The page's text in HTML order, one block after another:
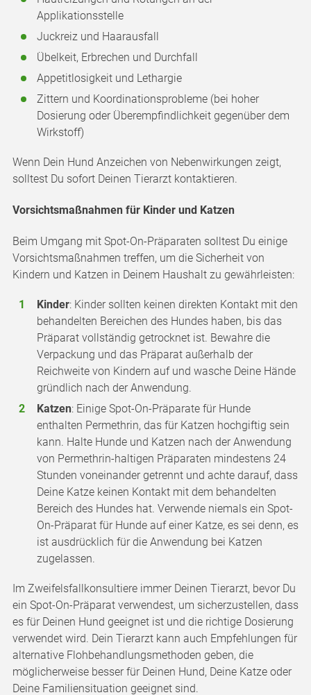
Applikationsstelle
Juckreiz und Haarausfall
Übelkeit, Erbrechen und Durchfall
Appetitlosigkeit und Lethargie
Zittern und Koordinationsprobleme (bei hoher
Dosierung oder Überempfindlichkeit gegenüber dem
Wirkstoff)
Wenn Dein Hund Anzeichen von Nebenwirkungen zeigt,
solltest Du sofort Deinen Tierarzt kontaktieren.
Vorsichtsmaßnahmen für Kinder und Katzen
Beim Umgang mit Spot-On-Präparaten solltest Du einige
Vorsichtsmaßnahmen treffen, um die Sicherheit von
Kindern und Katzen in Deinem Haushalt zu gewährleisten:
Kinder: Kinder sollten keinen direkten Kontakt mit den
behandelten Bereichen des Hundes haben, bis das
Präparat vollständig getrocknet ist. Bewahre die
Verpackung und das Präparat außerhalb der
Reichweite von Kindern auf und wasche Deine Hände
gründlich nach der Anwendung.
Katzen: Einige Spot-On-Präparate für Hunde
enthalten Permethrin, das für Katzen hochgiftig sein
kann. Halte Hunde und Katzen nach der Anwendung
von Permethrin-haltigen Präparaten mindestens 24
Stunden voneinander getrennt und achte darauf, dass
Deine Katze keinen Kontakt mit dem behandelten
Bereich des Hundes hat. Verwende niemals ein Spot-
On-Präparat für Hunde auf einer Katze, es sei denn, es
ist ausdrücklich für die Anwendung bei Katzen
zugelassen.
Im Zweifelsfallkonsultiere immer Deinen Tierarzt, bevor Du
ein Spot-On-Präparat verwendest, um sicherzustellen, dass
es für Deinen Hund geeignet ist und die richtige Dosierung
verwendet wird. Dein Tierarzt kann auch Empfehlungen für
alternative Flohbehandlungsmethoden geben, die
möglicherweise besser für Deinen Hund, Deine Katze oder
Deine Familiensituation geeignet sind.